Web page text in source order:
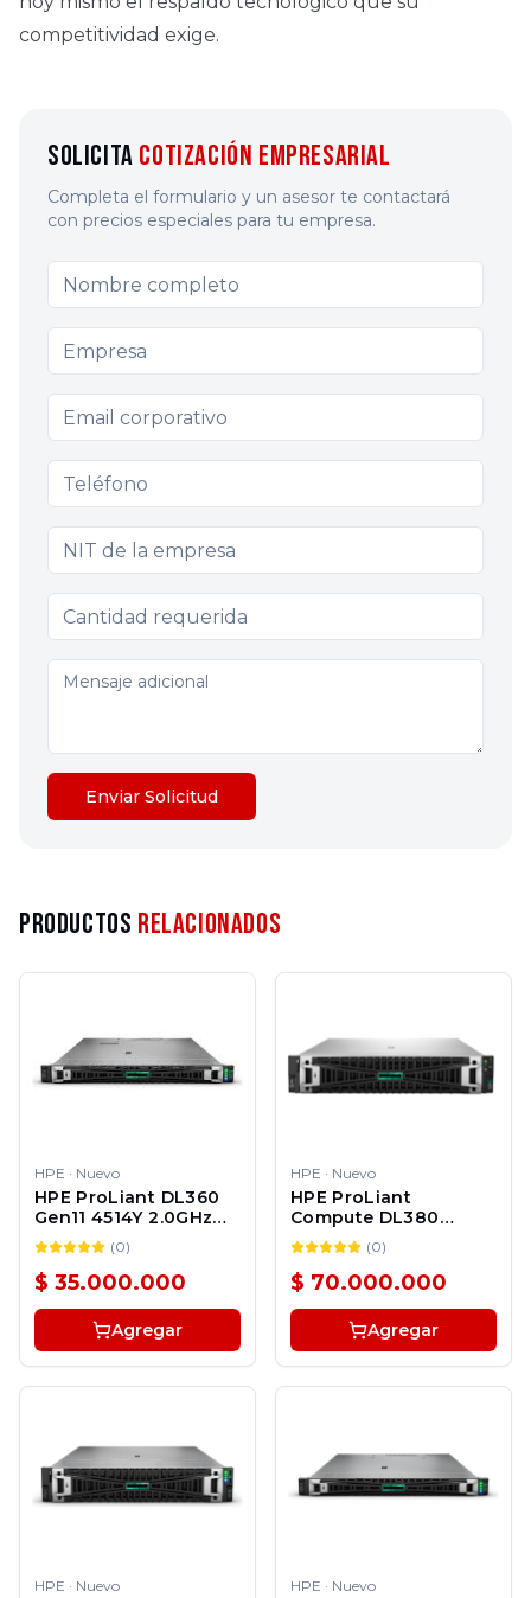
competitividad exige.
Solicita Cotización Empresarial
Completa el formulario y un asesor te contactará
con precios especiales para tu empresa.
Enviar Solicitud
Productos Relacionados
HPE · Nuevo
HPE ProLiant DL360
Gen11 4514Y 2.0GHz
16c 1P 2x32GBâR 8SFF
MR408iâo 2x480GB
SSD 2x800W PS LA
Server
(0)
$ 35.000.000
Agregar
HPE · Nuevo
HPE ProLiant
Compute DL380
Gen12 6505P 12c 1P
1x32GBâR 12LFF
MR416iâo 2x4TB HDD
2x800W PS LA Server
(0)
$ 70.000.000
Agregar
HPE · Nuevo HPE · Nuevo